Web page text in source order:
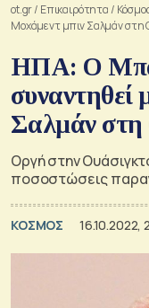
ot.gr/ Επικαιρότητα /
Μοχάμεντ μπιν Σαλμάν στη
ΗΠΑ: Ο
συναντηθεί
Σαλμάν στη
Οργή στην
ποσοστώσεις
ΚΟΣΜΟΣ 16.10.2022,